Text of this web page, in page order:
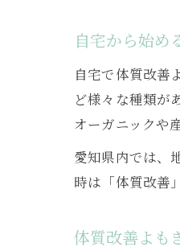
自宅から始め
自宅で体質改善
ど様々な種類が
オーガニックや
愛知県内では、
時は「体質改善
体質改善よも